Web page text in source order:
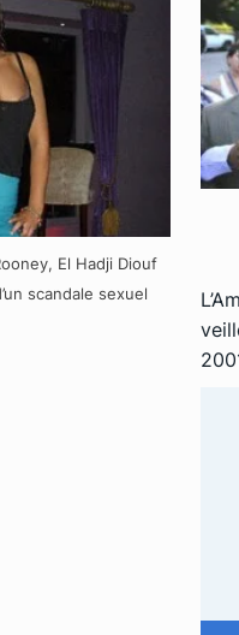
El Hadji Diouf
scandale sexuel